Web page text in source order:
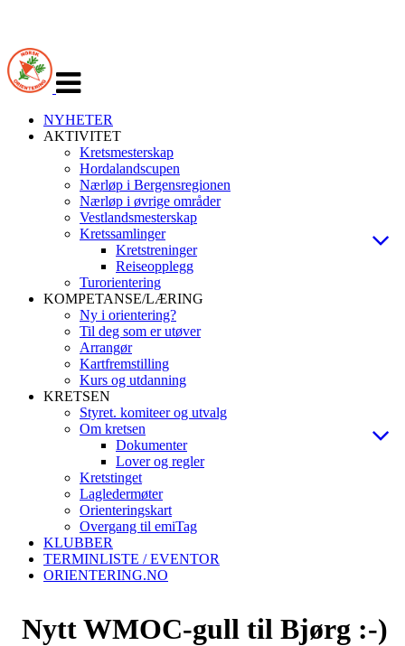
navigasjon
NYHETER
AKTIVITET
Kretsmesterskap
Hordalandscupen
Nærløp i Bergensregionen
Nærløp i øvrige områder
Vestlandsmesterskap
Kretssamlinger
Kretstreninger
Reiseopplegg
Turorientering
KOMPETANSE/LÆRING
Ny i orientering?
Til deg som er utøver
Arrangør
Kartfremstilling
Kurs og utdanning
KRETSEN
Styret. komiteer og utvalg
Om kretsen
Dokumenter
Lover og regler
Kretstinget
Lagledermøter
Orienteringskart
Overgang til emiTag
KLUBBER
TERMINLISTE / EVENTOR
ORIENTERING.NO
Nytt WMOC-gull til Bjørg :-)